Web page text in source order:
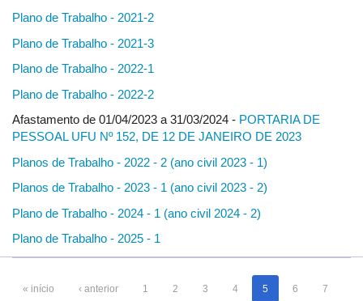
Plano de Trabalho - 2021-2
Plano de Trabalho - 2021-3
Plano de Trabalho - 2022-1
Plano de Trabalho - 2022-2
Afastamento de 01/04/2023 a 31/03/2024 - PORTARIA DE
PESSOAL UFU Nº 152, DE 12 DE JANEIRO DE 2023
Planos de Trabalho - 2022 - 2 (ano civil 2023 - 1)
Planos de Trabalho - 2023 - 1 (ano civil 2023 - 2)
Plano de Trabalho - 2024 - 1 (ano civil 2024 - 2)
Plano de Trabalho - 2025 - 1
« início ‹ anterior 1 2 3 4 5 6 7